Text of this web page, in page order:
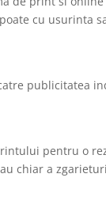
cu usurinta
publicitatea
pentru o
chiar a